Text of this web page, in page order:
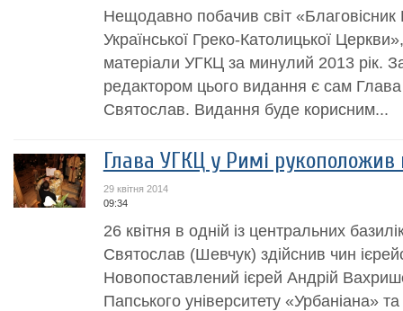
Нещодавно побачив світ
Української Греко-Католицької
матеріали УГКЦ за минулий 2013 рік.
редактором цього видання є сам
Святослав. Видання буде корисним...
Глава УГКЦ у Римі
29 квітня 2014
09:34
26 квітня в одній із центральних
Святослав (Шевчук) здійснив чин
Новопоставлений ієрей Андрій
Папського університету «Урбаніана»